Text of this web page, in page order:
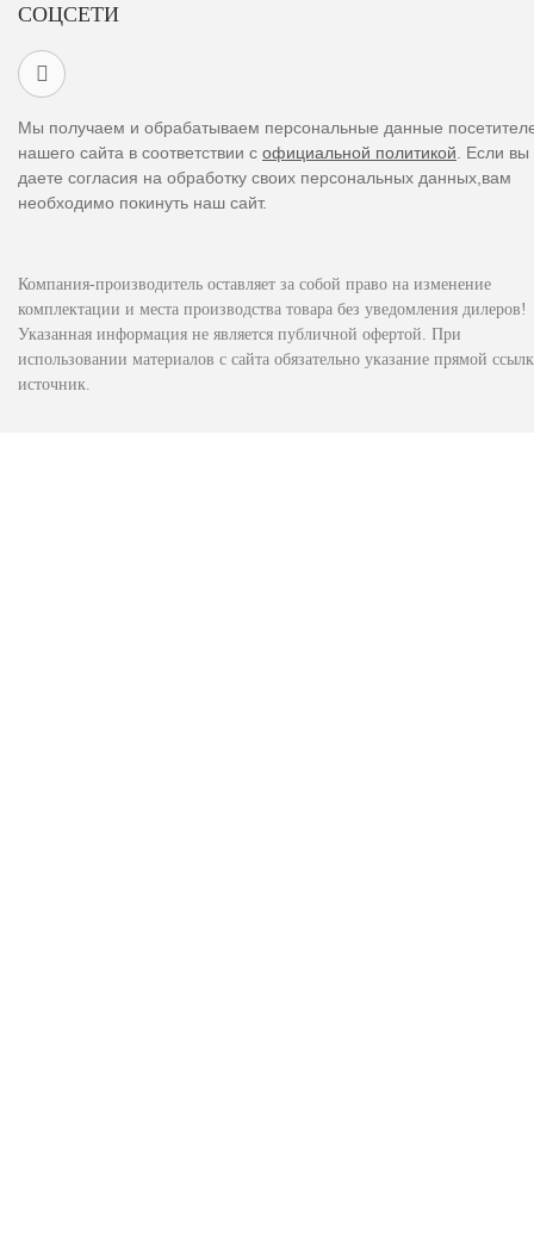
СОЦСЕТИ
Мы получаем и обрабатываем персональные данные
нашего сайта в соответствии с официальной политикой . Если
даете согласия на обработку своих персональных данных,вам
необходимо покинуть наш сайт.
Компания-производитель оставляет за собой право на изменение
комплектации и места производства товара без уведомления дилеров!
Указанная информация не является публичной офертой. При
использовании материалов с сайта обязательно указание прямой
источник.